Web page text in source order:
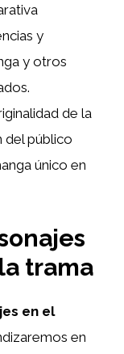
y
y otros
de la
del público
único en
trama
en el
en